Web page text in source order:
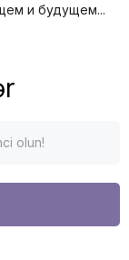
и будущем...
olun!